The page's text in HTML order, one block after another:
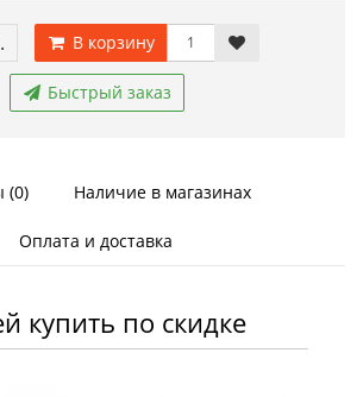
В корзину
Быстрый заказ
(0) Наличие в магазинах
Оплата и доставка
купить по скидке